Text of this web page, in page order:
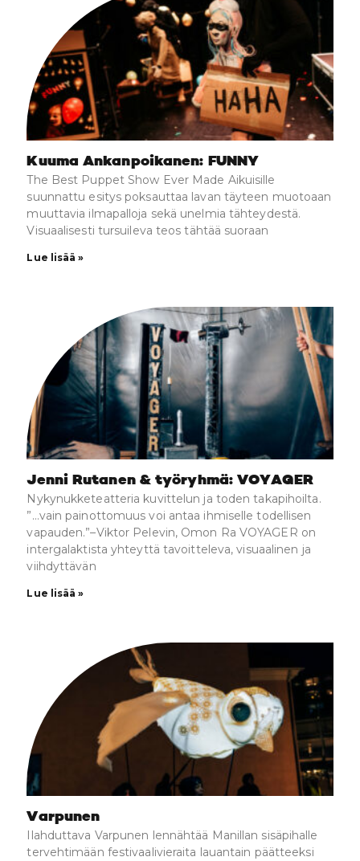
Kuuma Ankanpoikanen: FUNNY
The Best Puppet Show Ever Made Aikuisille
suunnattu esitys poksauttaa lavan täyteen muotoaan
muuttavia ilmapalloja sekä unelmia tähteydestä.
Visuaalisesti tursuileva teos tähtää suoraan
Lue lisää »
Jenni Rutanen & työryhmä: VOYAGER
Nykynukketeatteria kuvittelun ja toden takapihoilta.
”…vain painottomuus voi antaa ihmiselle todellisen
vapauden.”–Viktor Pelevin, Omon Ra VOYAGER on
intergalaktista yhteyttä tavoitteleva, visuaalinen ja
viihdyttävän
Lue lisää »
Varpunen
Ilahduttava Varpunen lennähtää Manillan sisäpihalle
tervehtimään festivaalivieraita lauantain päätteeksi